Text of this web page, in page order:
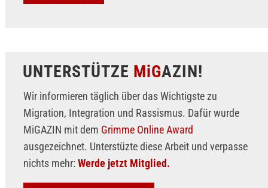
UNTERSTÜTZE MiGAZIN!
Wir informieren täglich über das Wichtigste zu
Migration, Integration und Rassismus. Dafür wurde
MiGAZIN mit dem Grimme Online Award
ausgezeichnet. Unterstüzte diese Arbeit und verpasse
nichts mehr: Werde jetzt Mitglied.